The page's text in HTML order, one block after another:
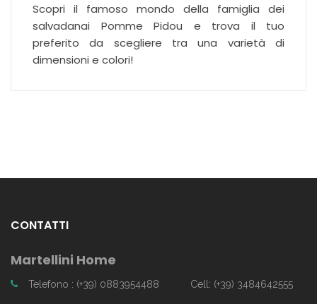
Scopri il famoso mondo della famiglia dei
salvadanai Pomme Pidou e trova il tuo
preferito da scegliere tra una varietà di
dimensioni e colori!
CONTATTI
Martellini Home
Telefono : (+39) 0883954488 Cell: (+39) 3484642555